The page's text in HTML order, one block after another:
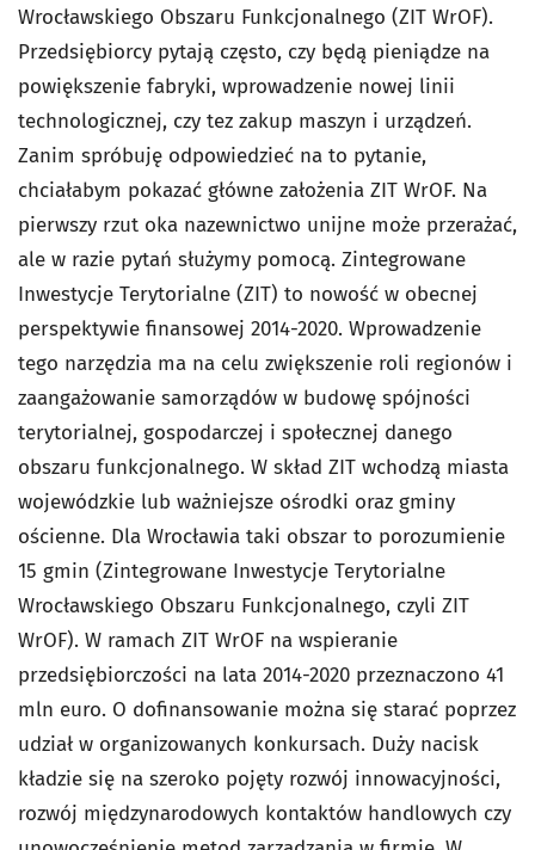
Wrocławskiego Obszaru Funkcjonalnego (ZIT WrOF).
Przedsiębiorcy pytają często, czy będą pieniądze na
powiększenie fabryki, wprowadzenie nowej linii
technologicznej, czy tez zakup maszyn i urządzeń.
Zanim spróbuję odpowiedzieć na to pytanie,
chciałabym pokazać główne założenia ZIT WrOF. Na
pierwszy rzut oka nazewnictwo unijne może przerażać,
ale w razie pytań służymy pomocą. Zintegrowane
Inwestycje Terytorialne (ZIT) to nowość w obecnej
perspektywie finansowej 2014-2020. Wprowadzenie
tego narzędzia ma na celu zwiększenie roli regionów i
zaangażowanie samorządów w budowę spójności
terytorialnej, gospodarczej i społecznej danego
obszaru funkcjonalnego. W skład ZIT wchodzą miasta
wojewódzkie lub ważniejsze ośrodki oraz gminy
ościenne. Dla Wrocławia taki obszar to porozumienie
15 gmin (Zintegrowane Inwestycje Terytorialne
Wrocławskiego Obszaru Funkcjonalnego, czyli ZIT
WrOF). W ramach ZIT WrOF na wspieranie
przedsiębiorczości na lata 2014-2020 przeznaczono 41
mln euro. O dofinansowanie można się starać poprzez
udział w organizowanych konkursach. Duży nacisk
kładzie się na szeroko pojęty rozwój innowacyjności,
rozwój międzynarodowych kontaktów handlowych czy